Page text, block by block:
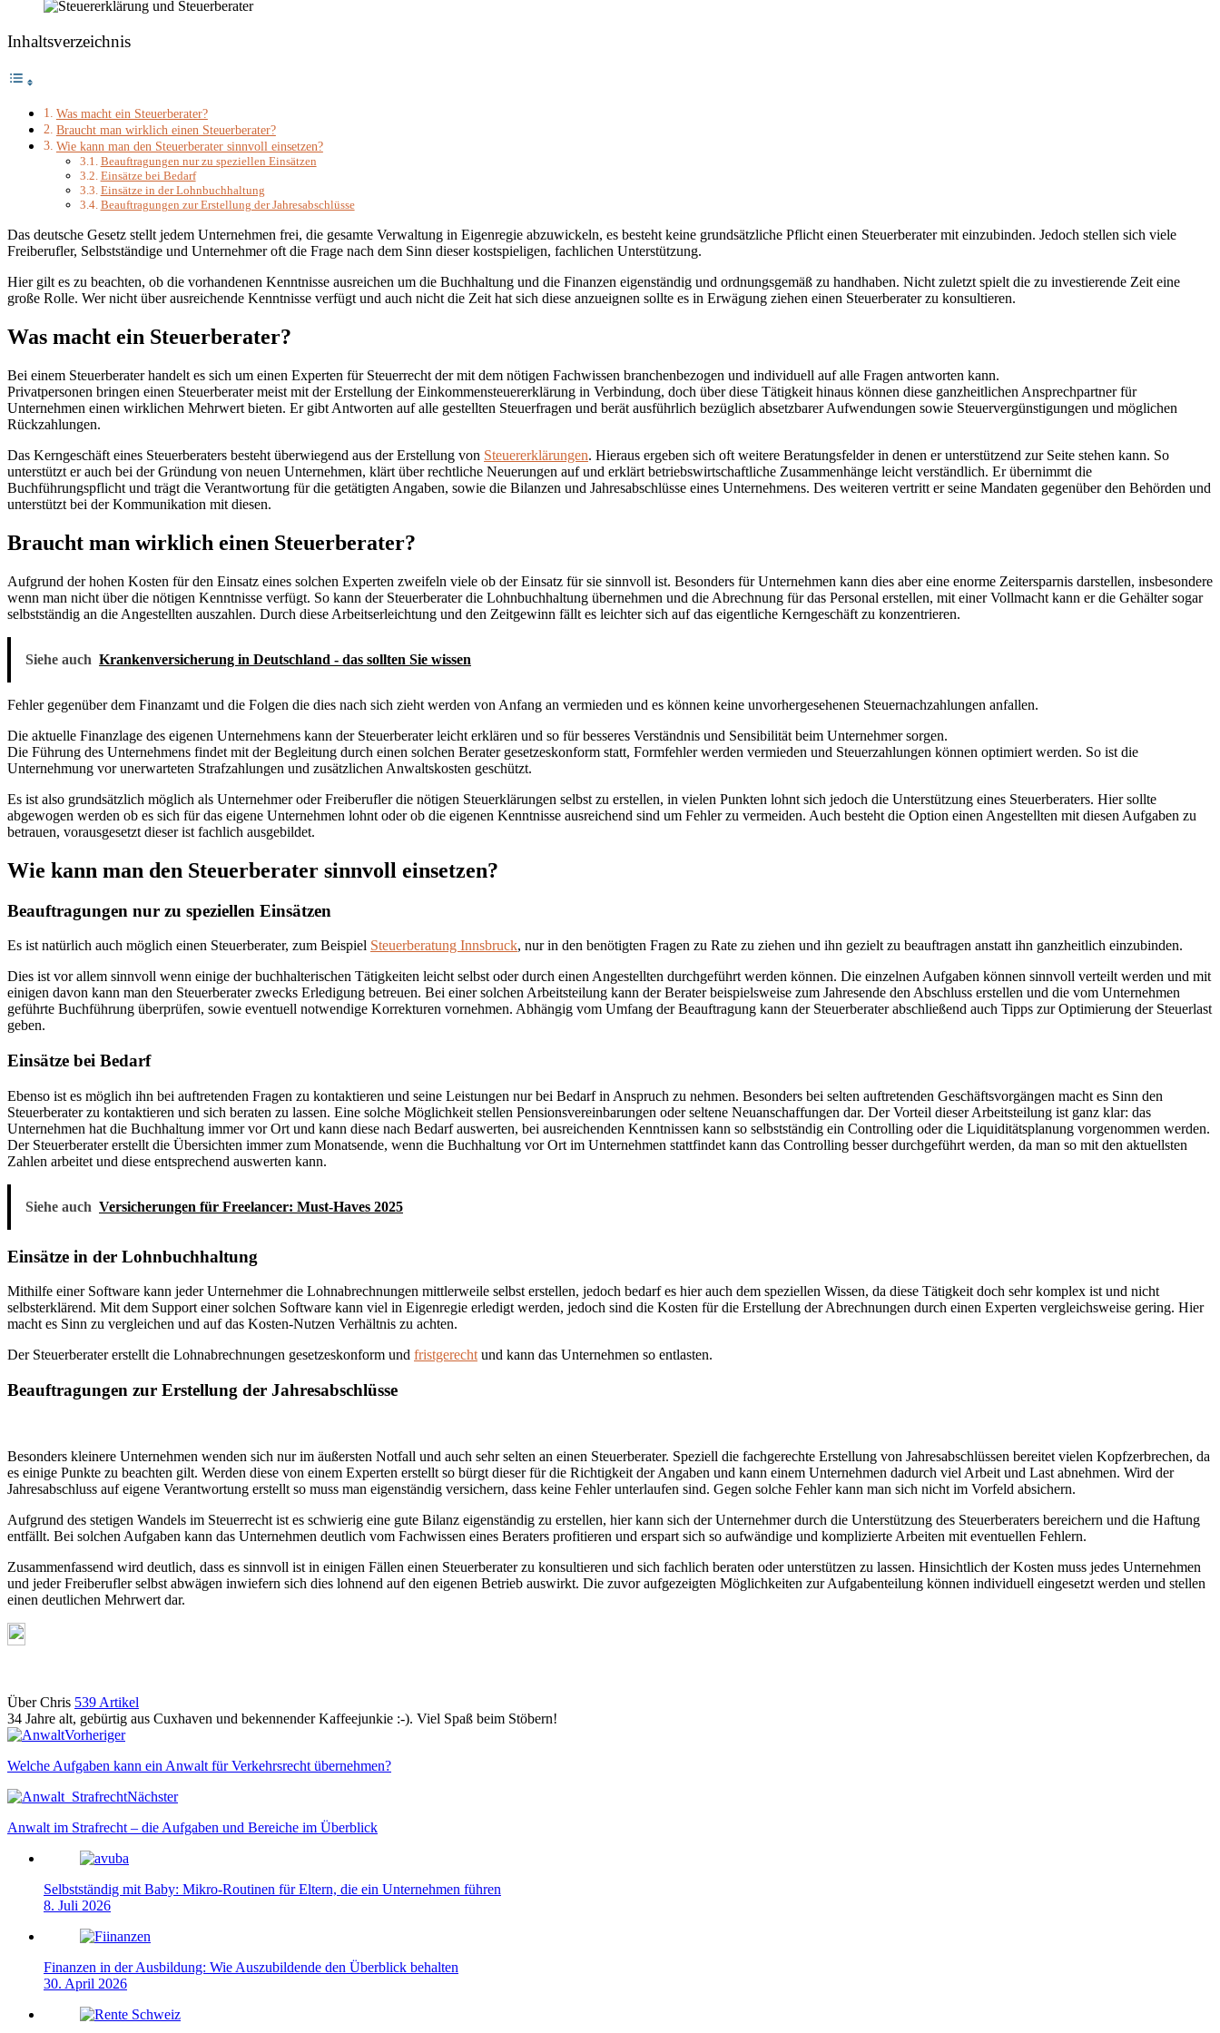
Inhaltsverzeichnis
Was macht ein Steuerberater?
Braucht man wirklich einen Steuerberater?
Wie kann man den Steuerberater sinnvoll einsetzen?
Beauftragungen nur zu speziellen Einsätzen
Einsätze bei Bedarf
Einsätze in der Lohnbuchhaltung
Beauftragungen zur Erstellung der Jahresabschlüsse
Das deutsche Gesetz stellt jedem Unternehmen frei, die gesamte Verwaltung in Eigenregie abzuwickeln, es besteht keine grundsätzliche Pflicht einen Steuerberater mit einzubinden. Jedoch stellen sich viele
Freiberufler, Selbstständige und Unternehmer oft die Frage nach dem Sinn dieser kostspieligen, fachlichen Unterstützung.
Hier gilt es zu beachten, ob die vorhandenen Kenntnisse ausreichen um die Buchhaltung und die Finanzen eigenständig und ordnungsgemäß zu handhaben. Nicht zuletzt spielt die zu investierende Zeit eine
große Rolle. Wer nicht über ausreichende Kenntnisse verfügt und auch nicht die Zeit hat sich diese anzueignen sollte es in Erwägung ziehen einen Steuerberater zu konsultieren.
Was macht ein Steuerberater?
Bei einem Steuerberater handelt es sich um einen Experten für Steuerrecht der mit dem nötigen Fachwissen branchenbezogen und individuell auf alle Fragen antworten kann.
Privatpersonen bringen einen Steuerberater meist mit der Erstellung der Einkommensteuererklärung in Verbindung, doch über diese Tätigkeit hinaus können diese ganzheitlichen Ansprechpartner für
Unternehmen einen wirklichen Mehrwert bieten. Er gibt Antworten auf alle gestellten Steuerfragen und berät ausführlich bezüglich absetzbarer Aufwendungen sowie Steuervergünstigungen und möglichen
Rückzahlungen.
Das Kerngeschäft eines Steuerberaters besteht überwiegend aus der Erstellung von Steuererklärungen. Hieraus ergeben sich oft weitere Beratungsfelder in denen er unterstützend zur Seite stehen kann. So
unterstützt er auch bei der Gründung von neuen Unternehmen, klärt über rechtliche Neuerungen auf und erklärt betriebswirtschaftliche Zusammenhänge leicht verständlich. Er übernimmt die
Buchführungspflicht und trägt die Verantwortung für die getätigten Angaben, sowie die Bilanzen und Jahresabschlüsse eines Unternehmens. Des weiteren vertritt er seine Mandaten gegenüber den Behörden und
unterstützt bei der Kommunikation mit diesen.
Braucht man wirklich einen Steuerberater?
Aufgrund der hohen Kosten für den Einsatz eines solchen Experten zweifeln viele ob der Einsatz für sie sinnvoll ist. Besonders für Unternehmen kann dies aber eine enorme Zeitersparnis darstellen, insbesondere
wenn man nicht über die nötigen Kenntnisse verfügt. So kann der Steuerberater die Lohnbuchhaltung übernehmen und die Abrechnung für das Personal erstellen, mit einer Vollmacht kann er die Gehälter sogar
selbstständig an die Angestellten auszahlen. Durch diese Arbeitserleichtung und den Zeitgewinn fällt es leichter sich auf das eigentliche Kerngeschäft zu konzentrieren.
Siehe auch Krankenversicherung in Deutschland - das sollten Sie wissen
Fehler gegenüber dem Finanzamt und die Folgen die dies nach sich zieht werden von Anfang an vermieden und es können keine unvorhergesehenen Steuernachzahlungen anfallen.
Die aktuelle Finanzlage des eigenen Unternehmens kann der Steuerberater leicht erklären und so für besseres Verständnis und Sensibilität beim Unternehmer sorgen.
Die Führung des Unternehmens findet mit der Begleitung durch einen solchen Berater gesetzeskonform statt, Formfehler werden vermieden und Steuerzahlungen können optimiert werden. So ist die
Unternehmung vor unerwarteten Strafzahlungen und zusätzlichen Anwaltskosten geschützt.
Es ist also grundsätzlich möglich als Unternehmer oder Freiberufler die nötigen Steuerklärungen selbst zu erstellen, in vielen Punkten lohnt sich jedoch die Unterstützung eines Steuerberaters. Hier sollte
abgewogen werden ob es sich für das eigene Unternehmen lohnt oder ob die eigenen Kenntnisse ausreichend sind um Fehler zu vermeiden. Auch besteht die Option einen Angestellten mit diesen Aufgaben zu
betrauen, vorausgesetzt dieser ist fachlich ausgebildet.
Wie kann man den Steuerberater sinnvoll einsetzen?
Beauftragungen nur zu speziellen Einsätzen
Es ist natürlich auch möglich einen Steuerberater, zum Beispiel Steuerberatung Innsbruck, nur in den benötigten Fragen zu Rate zu ziehen und ihn gezielt zu beauftragen anstatt ihn ganzheitlich einzubinden.
Dies ist vor allem sinnvoll wenn einige der buchhalterischen Tätigkeiten leicht selbst oder durch einen Angestellten durchgeführt werden können. Die einzelnen Aufgaben können sinnvoll verteilt werden und mit
einigen davon kann man den Steuerberater zwecks Erledigung betreuen. Bei einer solchen Arbeitsteilung kann der Berater beispielsweise zum Jahresende den Abschluss erstellen und die vom Unternehmen
geführte Buchführung überprüfen, sowie eventuell notwendige Korrekturen vornehmen. Abhängig vom Umfang der Beauftragung kann der Steuerberater abschließend auch Tipps zur Optimierung der Steuerlast
geben.
Einsätze bei Bedarf
Ebenso ist es möglich ihn bei auftretenden Fragen zu kontaktieren und seine Leistungen nur bei Bedarf in Anspruch zu nehmen. Besonders bei selten auftretenden Geschäftsvorgängen macht es Sinn den
Steuerberater zu kontaktieren und sich beraten zu lassen. Eine solche Möglichkeit stellen Pensionsvereinbarungen oder seltene Neuanschaffungen dar. Der Vorteil dieser Arbeitsteilung ist ganz klar: das
Unternehmen hat die Buchhaltung immer vor Ort und kann diese nach Bedarf auswerten, bei ausreichenden Kenntnissen kann so selbstständig ein Controlling oder die Liquiditätsplanung vorgenommen werden.
Der Steuerberater erstellt die Übersichten immer zum Monatsende, wenn die Buchhaltung vor Ort im Unternehmen stattfindet kann das Controlling besser durchgeführt werden, da man so mit den aktuellsten
Zahlen arbeitet und diese entsprechend auswerten kann.
Siehe auch Versicherungen für Freelancer: Must-Haves 2025
Einsätze in der Lohnbuchhaltung
Mithilfe einer Software kann jeder Unternehmer die Lohnabrechnungen mittlerweile selbst erstellen, jedoch bedarf es hier auch dem speziellen Wissen, da diese Tätigkeit doch sehr komplex ist und nicht
selbsterklärend. Mit dem Support einer solchen Software kann viel in Eigenregie erledigt werden, jedoch sind die Kosten für die Erstellung der Abrechnungen durch einen Experten vergleichsweise gering. Hier
macht es Sinn zu vergleichen und auf das Kosten-Nutzen Verhältnis zu achten.
Der Steuerberater erstellt die Lohnabrechnungen gesetzeskonform und fristgerecht und kann das Unternehmen so entlasten.
Beauftragungen zur Erstellung der Jahresabschlüsse
Besonders kleinere Unternehmen wenden sich nur im äußersten Notfall und auch sehr selten an einen Steuerberater. Speziell die fachgerechte Erstellung von Jahresabschlüssen bereitet vielen Kopfzerbrechen, da
es einige Punkte zu beachten gilt. Werden diese von einem Experten erstellt so bürgt dieser für die Richtigkeit der Angaben und kann einem Unternehmen dadurch viel Arbeit und Last abnehmen. Wird der
Jahresabschluss auf eigene Verantwortung erstellt so muss man eigenständig versichern, dass keine Fehler unterlaufen sind. Gegen solche Fehler kann man sich nicht im Vorfeld absichern.
Aufgrund des stetigen Wandels im Steuerrecht ist es schwierig eine gute Bilanz eigenständig zu erstellen, hier kann sich der Unternehmer durch die Unterstützung des Steuerberaters bereichern und die Haftung
entfällt. Bei solchen Aufgaben kann das Unternehmen deutlich vom Fachwissen eines Beraters profitieren und erspart sich so aufwändige und komplizierte Arbeiten mit eventuellen Fehlern.
Zusammenfassend wird deutlich, dass es sinnvoll ist in einigen Fällen einen Steuerberater zu konsultieren und sich fachlich beraten oder unterstützen zu lassen. Hinsichtlich der Kosten muss jedes Unternehmen
und jeder Freiberufler selbst abwägen inwiefern sich dies lohnend auf den eigenen Betrieb auswirkt. Die zuvor aufgezeigten Möglichkeiten zur Aufgabenteilung können individuell eingesetzt werden und stellen
einen deutlichen Mehrwert dar.
Über Chris 539 Artikel
34 Jahre alt, gebürtig aus Cuxhaven und bekennender Kaffeejunkie :-). Viel Spaß beim Stöbern!
Webseite Vorheriger
Welche Aufgaben kann ein Anwalt für Verkehrsrecht übernehmen?
Nächster
Anwalt im Strafrecht – die Aufgaben und Bereiche im Überblick
Selbstständig mit Baby: Mikro-Routinen für Eltern, die ein Unternehmen führen
8. Juli 2026
Finanzen in der Ausbildung: Wie Auszubildende den Überblick behalten
30. April 2026